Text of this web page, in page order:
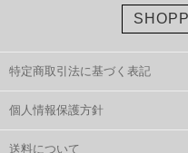
特定商取引法に基づく表記
個人情報保護方針
送料について